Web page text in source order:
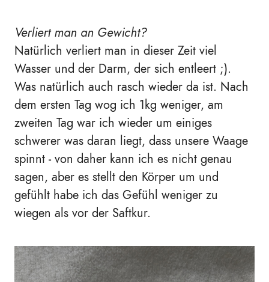
Verliert man an Gewicht?
Natürlich verliert man in dieser Zeit viel
Wasser und der Darm, der sich entleert ;).
Was natürlich auch rasch wieder da ist. Nach
dem ersten Tag wog ich 1kg weniger, am
zweiten Tag war ich wieder um einiges
schwerer was daran liegt, dass unsere Waage
spinnt - von daher kann ich es nicht genau
sagen, aber es stellt den Körper um und
gefühlt habe ich das Gefühl weniger zu
wiegen als vor der Saftkur.